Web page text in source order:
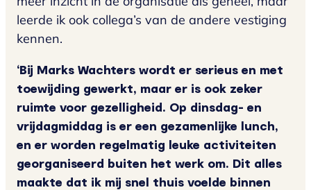
leerde ik ook collega’s van de andere vestiging
kennen.
‘Bij Marks Wachters wordt er serieus en met
toewijding gewerkt, maar er is ook zeker
ruimte voor gezelligheid. Op dinsdag- en
vrijdagmiddag is er een gezamenlijke lunch,
en er worden regelmatig leuke activiteiten
georganiseerd buiten het werk om. Dit alles
maakte dat ik mij snel thuis voelde binnen